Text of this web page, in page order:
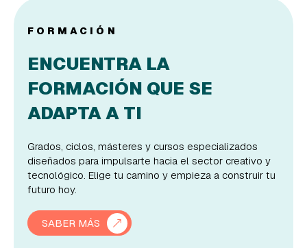
FORMACIÓN
ENCUENTRA LA
FORMACIÓN QUE SE
ADAPTA A TI
Grados, ciclos, másteres y cursos especializados
diseñados para impulsarte hacia el sector creativo y
tecnológico. Elige tu camino y empieza a construir tu
futuro hoy.
SABER MÁS